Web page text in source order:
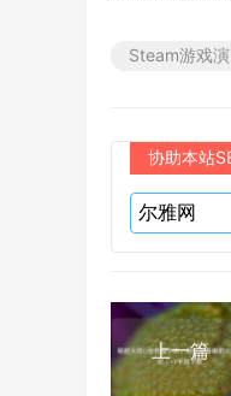
Steam游戏
协助本站
上一篇